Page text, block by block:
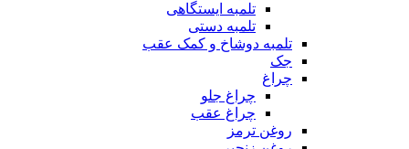
تلمبه ایستگاهی
تلمبه دستی
تلمبه دوشاخ و کمک عقب
جک
چراغ
چراغ جلو
چراغ عقب
روغن ترمز